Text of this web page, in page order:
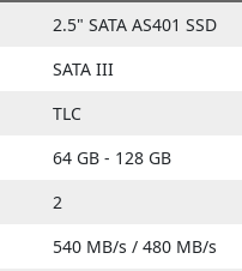
2.5" SATA AS401 SSD
SATA III
TLC
64 GB - 128 GB
2
540 MB/s / 480 MB/s